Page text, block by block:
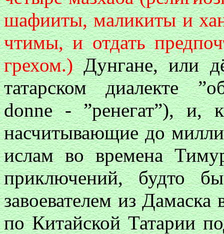
шафииты, маликиты и
чтимы, и отдать
грехом.)Дунгане, или
татарском диалекте
donne - ”ренегат”), и,
насчитывающие до
ислам во времена
приключений, будто
завоевателем из
по Китайской Татарии